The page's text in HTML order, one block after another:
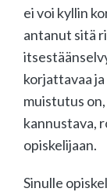
ei voi kyllin
antanut sitä
korjattavaa
muistutus
kannustava,
opiskelijaan.
Sinulle